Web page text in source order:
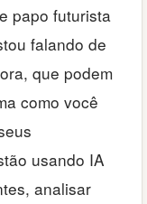
papo futurista
falando de
que podem
como você
usando IA
analisar